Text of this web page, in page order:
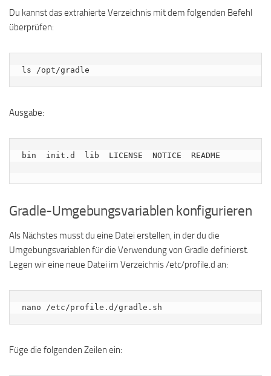
Du kannst das extrahierte Verzeichnis mit dem folgenden Befehl
überprüfen:
ls /opt/gradle
Ausgabe:
bin  init.d  lib  LICENSE  NOTICE  README
Gradle-Umgebungsvariablen konfigurieren
Als Nächstes musst du eine Datei erstellen, in der du die
Umgebungsvariablen für die Verwendung von Gradle definierst.
Legen wir eine neue Datei im Verzeichnis /etc/profile.d an:
nano /etc/profile.d/gradle.sh
Füge die folgenden Zeilen ein: